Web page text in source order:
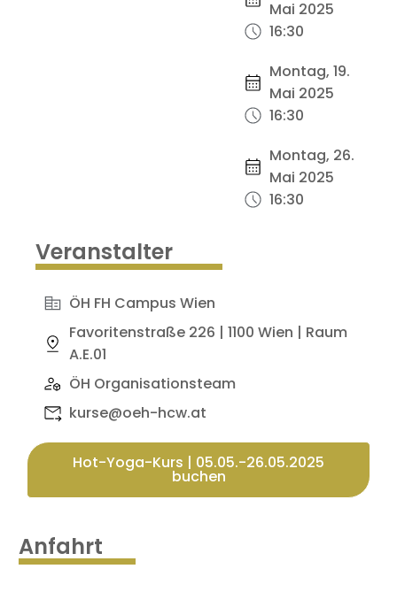
Mai 2025
16:30
Montag, 19.
Mai 2025
16:30
Montag, 26.
Mai 2025
16:30
Veranstalter
ÖH FH Campus Wien
Favoritenstraße 226 | 1100 Wien | Raum
A.E.01
ÖH Organisationsteam
kurse@oeh-hcw.at
Hot-Yoga-Kurs | 05.05.-26.05.2025
buchen
Anfahrt